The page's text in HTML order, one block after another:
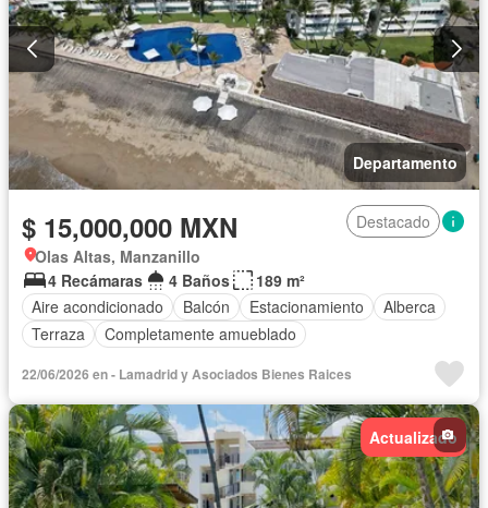
Departamento
$ 15,000,000 MXN
Destacado
Olas Altas, Manzanillo
4 Recámaras
4 Baños
189 m²
Aire acondicionado
Balcón Estacionamiento
Alberca
Terraza
Completamente amueblado
22/06/2026 en - Lamadrid y Asociados Bienes Raices
Actualizado